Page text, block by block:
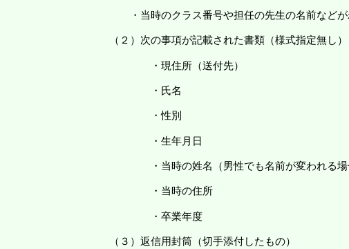
・当時のクラス番号や担任の先生の名前などがわかれ
（２）次の事項が記載された書類（様式
・現住所（送付先）
・氏名
・性別
・生年月日
・当時の姓名（男性でも名前が変われる場合も
・当時の住所
・卒業年度
（３）返信用封筒（切手添付し